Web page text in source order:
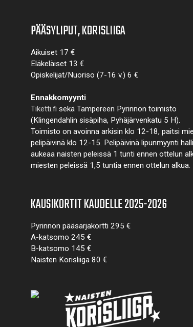
PÄÄSYLIPUT, KORISLIIGA
Aikuiset 17 €
Eläkeläiset 13 €
Opiskelijat/Nuoriso (7-16 v.) 6 €
Ennakkomyynti
Tiketti.fi sekä Tampereen Pyrinnön toimisto
(Klingendahlin sisäpiha, Pyhäjärvenkatu 5 H).
Toimisto on avoinna arkisin klo 12-18, paitsi
pelipäivinä klo 12-15. Pelipäivinä lipunmyynti
aukeaa naisten peleissä 1 tunti ennen ottelun
miesten peleissä 1,5 tuntia ennen ottelun alkua.
KAUSIKORTIT KAUDELLE 2025-2026
Pyrinnön pääsarjakortti 295 €
A-katsomo 245 €
B-katsomo 145 €
Naisten Korisliiga 80 €